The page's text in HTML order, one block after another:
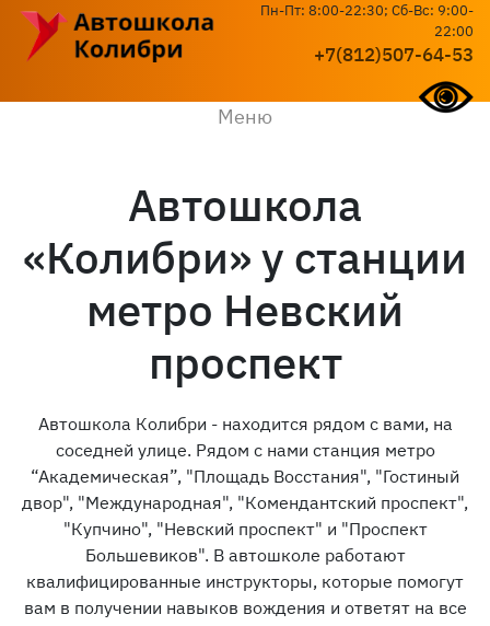
Пн-Пт: 8:00-22:30; Сб-Вс: 9:00-
22:00
+7(812)507-64-53
Меню
Автошкола
«Колибри» у станции
метро ​Невский
проспект
Автошкола Колибри - находится рядом с вами, на
соседней улице. Рядом с нами станция метро
“Академическая”, "Площадь Восстания", "​Гостиный
двор", "​Международная", "Комендантский проспект",
"Купчино", "Невский проспект" и "Проспект
Большевиков". В автошколе работают
квалифицированные инструкторы, которые помогут
вам в получении навыков вождения и ответят на все